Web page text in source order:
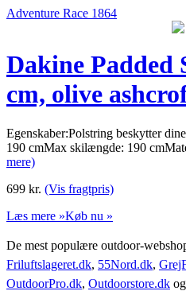
Adventure Race 1864
Dakine Padded
cm, olive
Egenskaber:Polstring beskytter
190 cmMax skilængde: 190
mere)
699 kr. (Vis fragtpris)
Læs mere »Køb nu »
De mest populære outdoor-
Friluftslageret.dk, 55Nord.dk,
OutdoorPro.dk, Outdoorstore.dk og